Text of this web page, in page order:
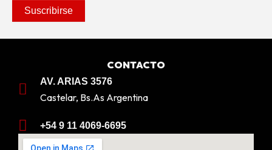
CONTACTO
AV. ARIAS 3576
Castelar, Bs.As Argentina
+54 9 11 4069-6695